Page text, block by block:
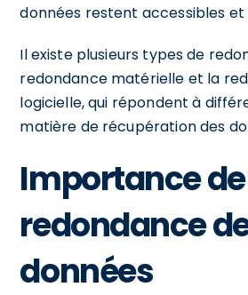
données restent accessibles
Il existe plusieurs types de
redondance matérielle et la
logicielle, qui répondent à
matière de récupération des
Importance
redondance
données